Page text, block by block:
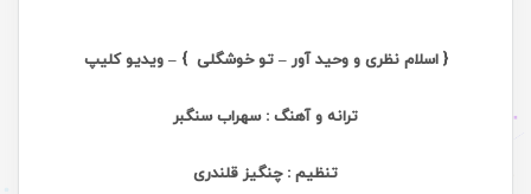
{ اسلام نظری و وحید آور – تو خوشگلی } – ویدیو کلیپ
ترانه و آهنگ : سهراب سنگبر
تنظیم : چنگیز قلندری